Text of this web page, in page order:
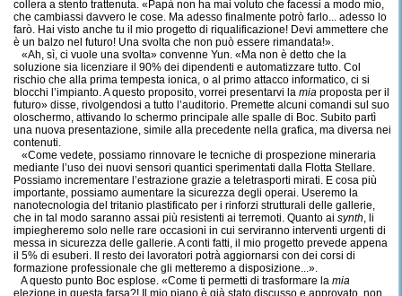
collera a stento trattenuta. «Papà non ha mai voluto che facessi a modo mio,
che cambiassi davvero le cose. Ma adesso finalmente potrò farlo... adesso lo
farò. Hai visto anche tu il mio progetto di riqualificazione! Devi ammettere che
è un balzo nel futuro! Una svolta che non può essere rimandata!».
«Ah, sì, ci vuole una svolta» convenne Yun. «Ma non è detto che la
soluzione sia licenziare il 90% dei dipendenti e automatizzare tutto. Col
rischio che alla prima tempesta ionica, o al primo attacco informatico, ci si
blocchi l’impianto. A questo proposito, vorrei presentarvi la mia proposta per il
futuro» disse, rivolgendosi a tutto l’auditorio. Premette alcuni comandi sul suo
oloschermo, attivando lo schermo principale alle spalle di Boc. Subito partì
una nuova presentazione, simile alla precedente nella grafica, ma diversa nei
contenuti.
«Come vedete, possiamo rinnovare le tecniche di prospezione mineraria
mediante l’uso dei nuovi sensori quantici sperimentati dalla Flotta Stellare.
Possiamo incrementare l’estrazione grazie a teletrasporti mirati. E cosa più
importante, possiamo aumentare la sicurezza degli operai. Useremo la
nanotecnologia del tritanio plastificato per i rinforzi strutturali delle gallerie,
che in tal modo saranno assai più resistenti ai terremoti. Quanto ai synth, li
impiegheremo solo nelle rare occasioni in cui serviranno interventi urgenti di
messa in sicurezza delle gallerie. A conti fatti, il mio progetto prevede appena
il 5% di esuberi. Il resto dei lavoratori potrà aggiornarsi con dei corsi di
formazione professionale che gli metteremo a disposizione...».
A questo punto Boc esplose. «Come ti permetti di trasformare la mia
elezione in questa farsa?! Il mio piano è già stato discusso e approvato, non